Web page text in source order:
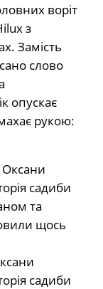
воріт
з
Замість
слово
опускає
рукою:
садиби